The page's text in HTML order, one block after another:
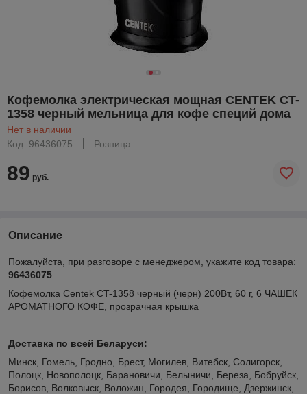
Кофемолка электрическая мощная CENTEK CT-
1358 черный мельница для кофе специй дома
Нет в наличии
Код: 96436075
Розница
89 руб.
Описание
Пожалуйста, при разговоре с менеджером, укажите код товара:
96436075
Кофемолка Centek CT-1358 черный (черн) 200Вт, 60 г, 6 ЧАШЕК
АРОМАТНОГО КОФЕ, прозрачная крышка
Доставка по всей Беларуси:
Минск, Гомель, Гродно, Брест, Могилев, Витебск, Солигорск,
Полоцк, Новополоцк, Барановичи, Белыничи, Береза, Бобруйск,
Борисов, Волковыск, Воложин, Городея, Городище, Дзержинск,